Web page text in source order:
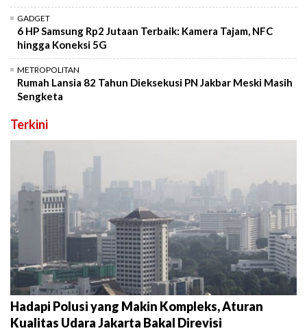
GADGET
6 HP Samsung Rp2 Jutaan Terbaik: Kamera Tajam, NFC
hingga Koneksi 5G
METROPOLITAN
Rumah Lansia 82 Tahun Dieksekusi PN Jakbar Meski Masih
Sengketa
Terkini
Hadapi Polusi yang Makin Kompleks, Aturan
Kualitas Udara Jakarta Bakal Direvisi